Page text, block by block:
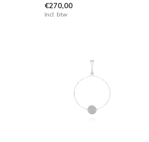
€270,00
Incl. btw